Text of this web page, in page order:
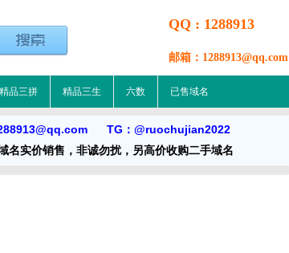
QQ : 1288913
邮箱：1288913@qq.com
精品三拼 精品三生 六数 已售域名
TG：@ruochujian2022
名实价销售，非诚勿扰，另高价收购二手域名